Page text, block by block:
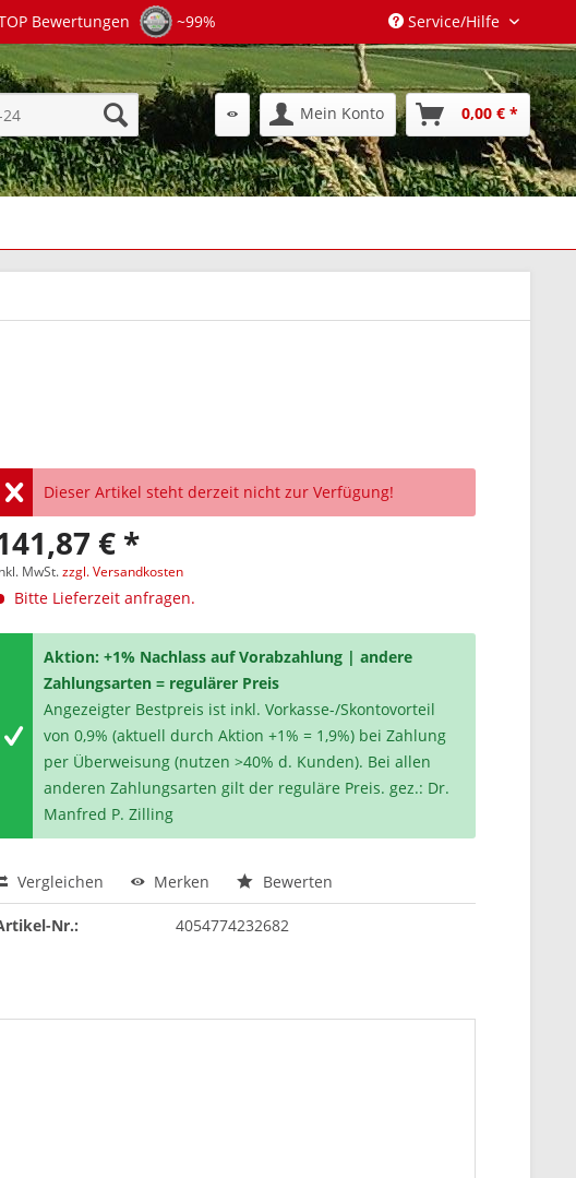
Bewertungen ~99% Service/Hilfe
Mein Konto 0,00 € *
Dieser Artikel steht derzeit nicht zur Verfügung!
€ *
MwSt.zzgl. Versandkosten
Bitte Lieferzeit anfragen.
Aktion: +1% Nachlass auf Vorabzahlung | andere
Zahlungsarten = regulärer Preis
Angezeigter Bestpreis ist inkl. Vorkasse-/Skontovorteil
von 0,9% (aktuell durch Aktion +1% = 1,9%) bei Zahlung
per Überweisung (nutzen >40% d. Kunden). Bei allen
anderen Zahlungsarten gilt der reguläre Preis. gez.: Dr.
Manfred P. Zilling
Vergleichen Merken Bewerten
Nr.: 4054774232682